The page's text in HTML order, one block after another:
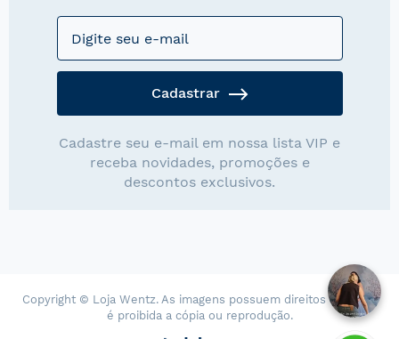
Cadastrar
Cadastre seu e-mail em nossa lista VIP e
receba novidades, promoções e
descontos exclusivos.
Copyright © Loja Wentz. As imagens possuem direitos autorais,
é proibida a cópia ou reprodução.